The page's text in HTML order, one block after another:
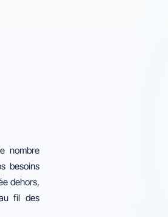
nombre
besoins
dehors,
fil des